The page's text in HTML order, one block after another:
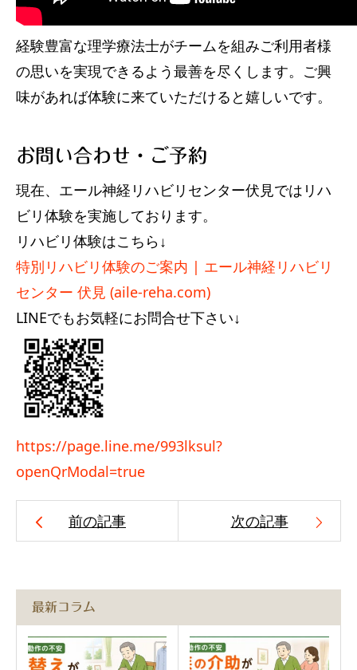
経験豊富な理学療法士がチームを組みご利用者様
の思いを実現できるよう最善を尽くします。ご興
味があれば体験に来ていただけると嬉しいです。
お問い合わせ・ご予約
現在、エール神経リハビリセンター伏見ではリハ
ビリ体験を実施しております。
リハビリ体験はこちら↓
特別リハビリ体験のご案内 | エール神経リハビリ
センター 伏見 (aile-reha.com)
LINEでもお気軽にお問合せ下さい↓
https://page.line.me/993lksul?
openQrModal=true
前の記事 次の記事
最新コラム